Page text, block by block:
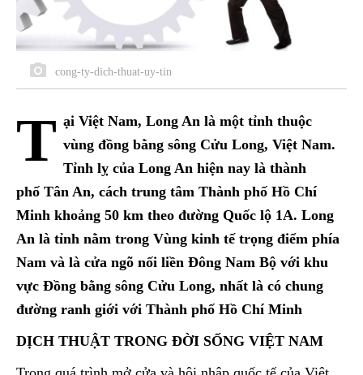
cong-ty-dich-thuat-uy-tin
T ại Việt Nam, Long An là một tỉnh thuộc
vùng đồng bằng sông Cửu Long, Việt Nam.
Tỉnh lỵ của Long An hiện nay là thành
phố Tân An, cách trung tâm Thành phố Hồ Chí
Minh khoảng 50 km theo đường Quốc lộ 1A. Long
An là tỉnh nằm trong Vùng kinh tế trọng điểm phía
Nam và là cửa ngõ nối liền Đông Nam Bộ với khu
vực Đồng bằng sông Cửu Long, nhất là có chung
đường ranh giới với Thành phố Hồ Chí Minh
DỊCH THUẬT TRONG ĐỜI SỐNG VIỆT NAM